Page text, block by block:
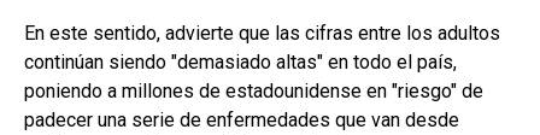
En este sentido, advierte que las cifras entre los adultos
continúan siendo "demasiado altas" en todo el país,
poniendo a millones de estadounidense en "riesgo" de
padecer una serie de enfermedades que van desde